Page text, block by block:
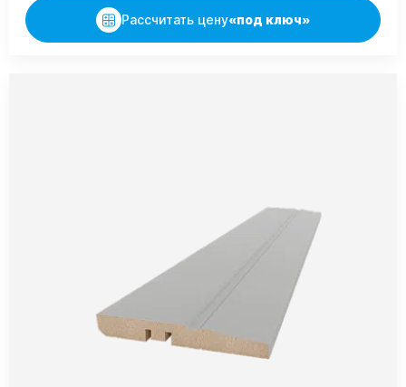
Рассчитать цену«под ключ»